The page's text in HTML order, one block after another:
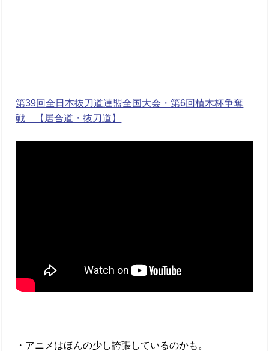
第39回全日本抜刀道連盟全国大会・第6回植木杯争奪
戦 【居合道・抜刀道】
・アニメはほんの少し誇張しているのかも。